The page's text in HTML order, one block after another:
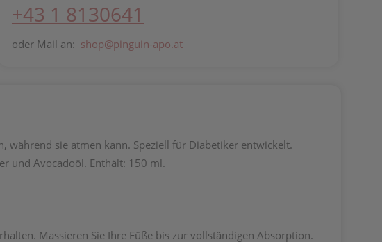
+43 1 8130641
oder Mail an: shop@pinguin-apo.at
während sie atmen kann. Speziell für Diabetiker entwickelt.
und Avocadoöl. Enthält: 150 ml.
Massieren Sie Ihre Füße bis zur vollständigen Absorption.